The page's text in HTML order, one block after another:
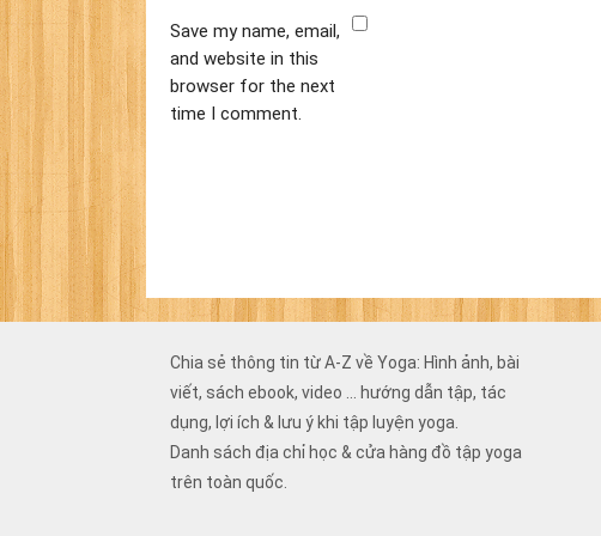
Save my name, email,
and website in this
browser for the next
time I comment.
Chia sẻ thông tin từ A-Z về Yoga: Hình ảnh, bài
viết, sách ebook, video ... hướng dẫn tập, tác
dụng, lợi ích & lưu ý khi tập luyện yoga.
Danh sách địa chỉ học & cửa hàng đồ tập yoga
trên toàn quốc.